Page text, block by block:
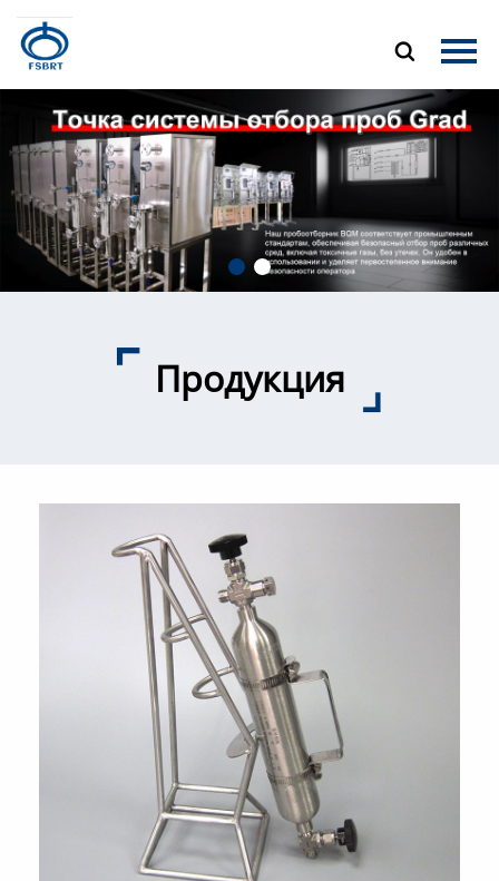

Главная
Продукция
О Нас
Новости
Контакты
Продукция